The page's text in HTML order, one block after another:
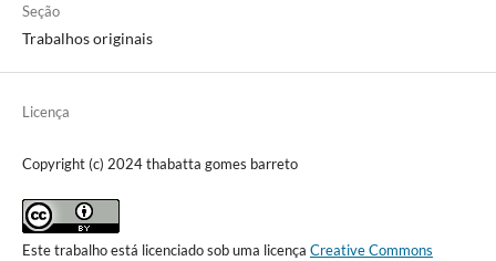
Seção
Trabalhos originais
Licença
Copyright (c) 2024 thabatta gomes barreto
Este trabalho está licenciado sob uma licença Creative Commons